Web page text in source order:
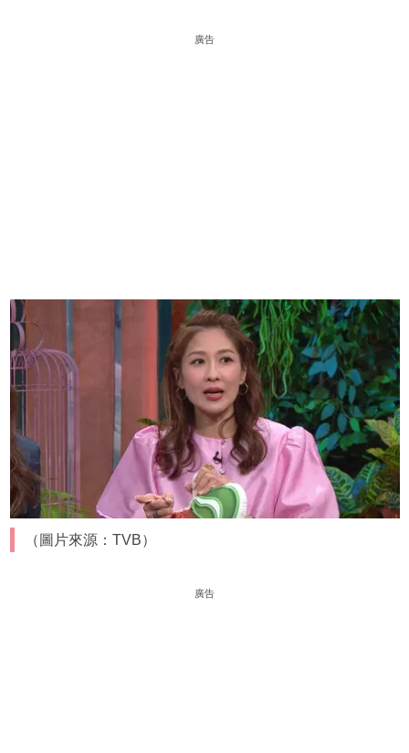
廣告
（圖片來源：TVB）
廣告